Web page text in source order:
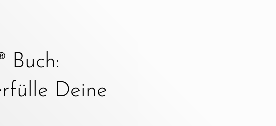
Buch:
Deine